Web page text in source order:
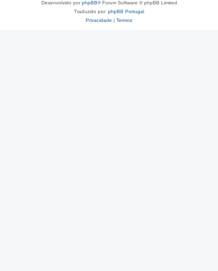
Desenvolvido porphpBB® Forum Software © phpBB Limited
Traduzido por: phpBB Portugal
Privacidade | Termos